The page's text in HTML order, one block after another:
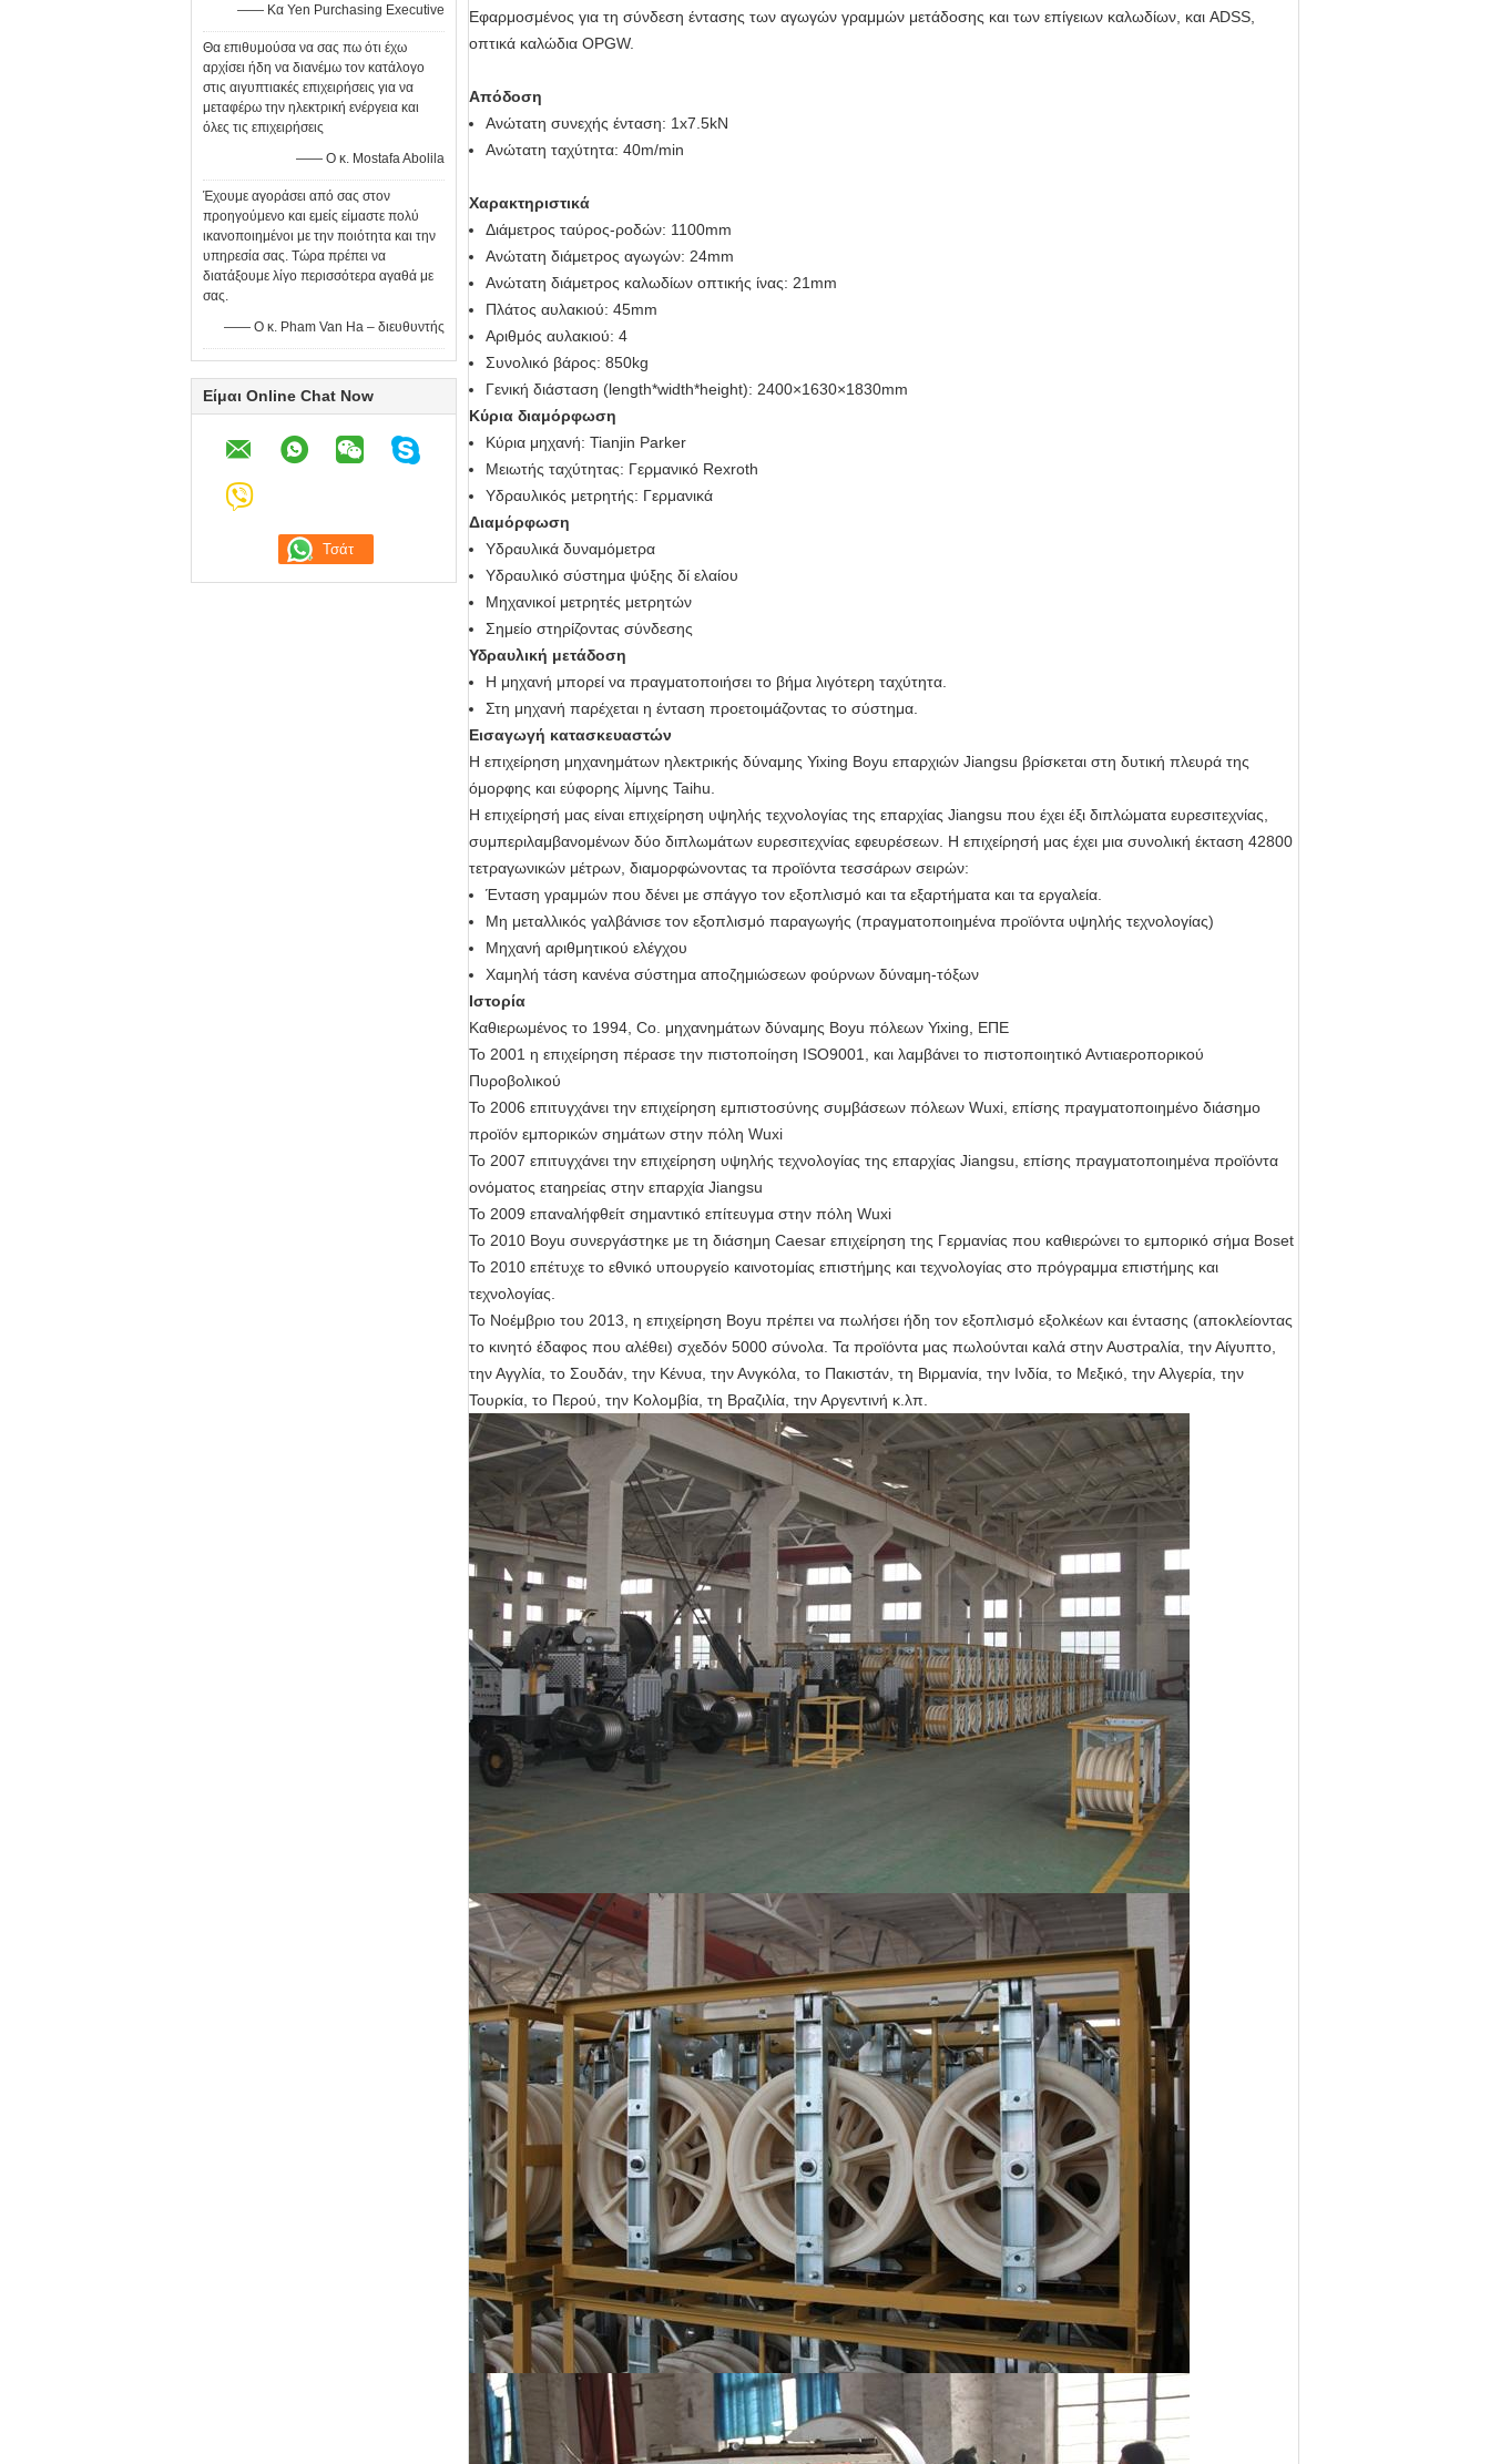
—— Κα Yen Purchasing Executive
Θα επιθυμούσα να σας πω ότι έχω
αρχίσει ήδη να διανέμω τον κατάλογο
στις αιγυπτιακές επιχειρήσεις για να
μεταφέρω την ηλεκτρική ενέργεια και
όλες τις επιχειρήσεις
—— Ο κ. Mostafa Abolila
Έχουμε αγοράσει από σας στον
προηγούμενο και εμείς είμαστε πολύ
ικανοποιημένοι με την ποιότητα και την
υπηρεσία σας. Τώρα πρέπει να
διατάξουμε λίγο περισσότερα αγαθά με
σας.
—— Ο κ. Pham Van Ha – διευθυντής
Είμαι Online Chat Now
Εφαρμοσμένος για τη σύνδεση έντασης των αγωγών γραμμών μετάδοσης και των επίγειων καλωδίων, και ADSS,
οπτικά καλώδια OPGW.
Απόδοση
Ανώτατη συνεχής ένταση: 1x7.5kN
Ανώτατη ταχύτητα: 40m/min
Χαρακτηριστικά
Διάμετρος ταύρος-ροδών: 1100mm
Ανώτατη διάμετρος αγωγών: 24mm
Ανώτατη διάμετρος καλωδίων οπτικής ίνας: 21mm
Πλάτος αυλακιού: 45mm
Αριθμός αυλακιού: 4
Συνολικό βάρος: 850kg
Γενική διάσταση (length*width*height): 2400×1630×1830mm
Κύρια διαμόρφωση
Κύρια μηχανή: Tianjin Parker
Μειωτής ταχύτητας: Γερμανικό Rexroth
Υδραυλικός μετρητής: Γερμανικά
Διαμόρφωση
Υδραυλικά δυναμόμετρα
Υδραυλικό σύστημα ψύξης δί ελαίου
Μηχανικοί μετρητές μετρητών
Σημείο στηρίζοντας σύνδεσης
Υδραυλική μετάδοση
Η μηχανή μπορεί να πραγματοποιήσει το βήμα λιγότερη ταχύτητα.
Στη μηχανή παρέχεται η ένταση προετοιμάζοντας το σύστημα.
Εισαγωγή κατασκευαστών
Η επιχείρηση μηχανημάτων ηλεκτρικής δύναμης Yixing Boyu επαρχιών Jiangsu βρίσκεται στη δυτική πλευρά της
όμορφης και εύφορης λίμνης Taihu.
Η επιχείρησή μας είναι επιχείρηση υψηλής τεχνολογίας της επαρχίας Jiangsu που έχει έξι διπλώματα ευρεσιτεχνίας,
συμπεριλαμβανομένων δύο διπλωμάτων ευρεσιτεχνίας εφευρέσεων. Η επιχείρησή μας έχει μια συνολική έκταση 42800
τετραγωνικών μέτρων, διαμορφώνοντας τα προϊόντα τεσσάρων σειρών:
Ένταση γραμμών που δένει με σπάγγο τον εξοπλισμό και τα εξαρτήματα και τα εργαλεία.
Μη μεταλλικός γαλβάνισε τον εξοπλισμό παραγωγής (πραγματοποιημένα προϊόντα υψηλής τεχνολογίας)
Μηχανή αριθμητικού ελέγχου
Χαμηλή τάση κανένα σύστημα αποζημιώσεων φούρνων δύναμη-τόξων
Ιστορία
Καθιερωμένος το 1994, Co. μηχανημάτων δύναμης Boyu πόλεων Yixing, ΕΠΕ
Το 2001 η επιχείρηση πέρασε την πιστοποίηση ISO9001, και λαμβάνει το πιστοποιητικό Αντιαεροπορικού
Πυροβολικού
Το 2006 επιτυγχάνει την επιχείρηση εμπιστοσύνης συμβάσεων πόλεων Wuxi, επίσης πραγματοποιημένο διάσημο
προϊόν εμπορικών σημάτων στην πόλη Wuxi
Το 2007 επιτυγχάνει την επιχείρηση υψηλής τεχνολογίας της επαρχίας Jiangsu, επίσης πραγματοποιημένα προϊόντα
ονόματος εταηρείας στην επαρχία Jiangsu
Το 2009 επαναλήφθείτ σημαντικό επίτευγμα στην πόλη Wuxi
Το 2010 Boyu συνεργάστηκε με τη διάσημη Caesar επιχείρηση της Γερμανίας που καθιερώνει το εμπορικό σήμα Boset
Το 2010 επέτυχε το εθνικό υπουργείο καινοτομίας επιστήμης και τεχνολογίας στο πρόγραμμα επιστήμης και
τεχνολογίας.
Το Νοέμβριο του 2013, η επιχείρηση Boyu πρέπει να πωλήσει ήδη τον εξοπλισμό εξολκέων και έντασης (αποκλείοντας
το κινητό έδαφος που αλέθει) σχεδόν 5000 σύνολα. Τα προϊόντα μας πωλούνται καλά στην Αυστραλία, την Αίγυπτο,
την Αγγλία, το Σουδάν, την Κένυα, την Ανγκόλα, το Πακιστάν, τη Βιρμανία, την Ινδία, το Μεξικό, την Αλγερία, την
Τουρκία, το Περού, την Κολομβία, τη Βραζιλία, την Αργεντινή κ.λπ.